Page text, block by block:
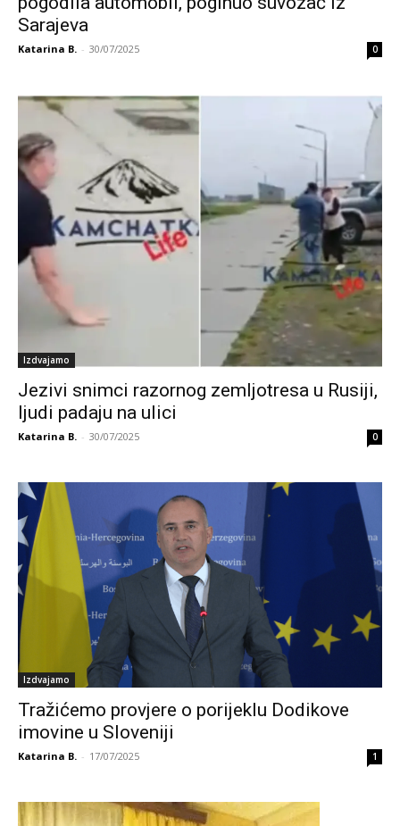
Sarajeva
Katarina B. - 30/07/2025 0
Izdvajamo
Jezivi snimci razornog zemljotresa u Rusiji,
ljudi padaju na ulici
Katarina B. - 30/07/2025 0
Izdvajamo
Tražićemo provjere o porijeklu Dodikove
imovine u Sloveniji
Katarina B. - 17/07/2025 1